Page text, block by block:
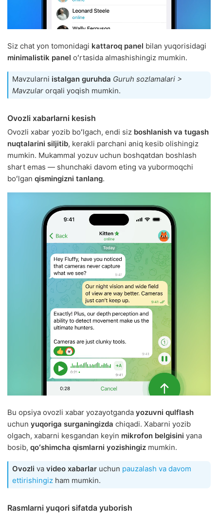
Siz chat yon tomonidagi kattaroq panel bilan yuqorisidagi
minimalistik panel oʻrtasida almashishingiz mumkin.
Mavzularni istalgan guruhda Guruh sozlamalari >
Mavzular orqali yoqish mumkin.
Ovozli xabarlarni kesish
Ovozli xabar yozib boʻlgach, endi siz boshlanish va tugash
nuqtalarini siljitib, kerakli parchani aniq kesib olishingiz
mumkin. Mukammal yozuv uchun boshqatdan boshlash
shart emas — shunchaki davom eting va yubormoqchi
boʻlgan qismingizni tanlang.
Bu opsiya ovozli xabar yozayotganda yozuvni qulflash
uchun yuqoriga surganingizda chiqadi. Xabarni yozib
olgach, xabarni kesgandan keyin mikrofon belgisini yana
bosib, qoʻshimcha qismlarni yozishingiz mumkin.
Ovozli va video xabarlar uchun pauzalash va davom
ettirishingiz ham mumkin.
Rasmlarni yuqori sifatda yuborish